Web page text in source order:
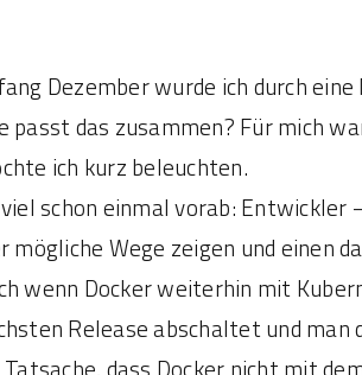
Dezember wurde ich durch
passt das zusammen? Für mich
ich kurz beleuchten.
schon einmal vorab:
mögliche Wege zeigen und einen
wenn Docker weiterhin mit
Release abschaltet und